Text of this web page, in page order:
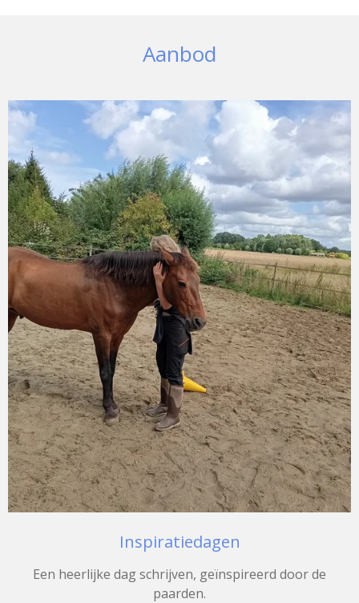
Aanbod
Inspiratiedagen
Een heerlijke dag schrijven, geïnspireerd door de
paarden.